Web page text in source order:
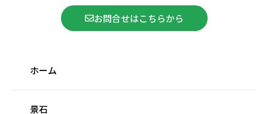
お問合せはこちらから
ホーム
景石